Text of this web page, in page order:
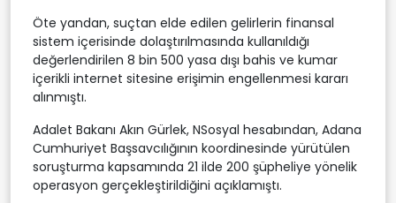
Öte yandan, suçtan elde edilen gelirlerin finansal
sistem içerisinde dolaştırılmasında kullanıldığı
değerlendirilen 8 bin 500 yasa dışı bahis ve kumar
içerikli internet sitesine erişimin engellenmesi kararı
alınmıştı.
Adalet Bakanı Akın Gürlek, NSosyal hesabından, Adana
Cumhuriyet Başsavcılığının koordinesinde yürütülen
soruşturma kapsamında 21 ilde 200 şüpheliye yönelik
operasyon gerçekleştirildiğini açıklamıştı.